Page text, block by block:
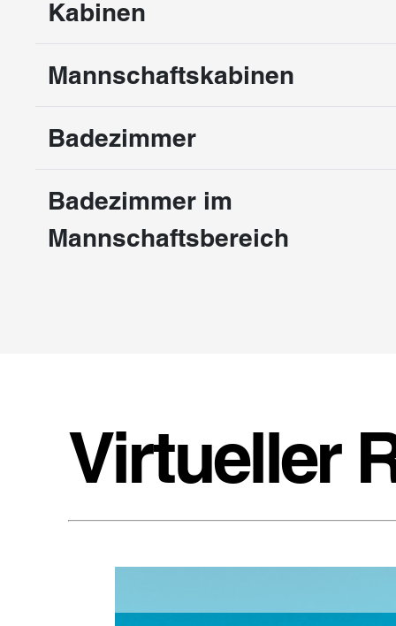
Kabinen
Mannschaftskabinen
Badezimmer
Badezimmer im
Mannschaftsbereich
Virtueller